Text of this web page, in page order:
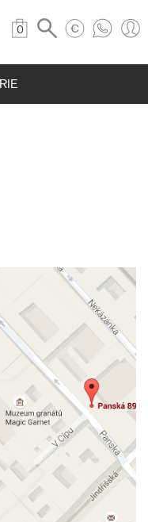
0
Praha 1